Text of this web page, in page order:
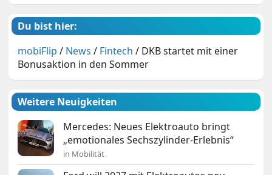
Du bist hier:
mobiFlip / News / Fintech / DKB startet mit einer
Bonusaktion in den Sommer
Weitere Neuigkeiten
Mercedes: Neues Elektroauto bringt
„emotionales Sechszylinder-Erlebnis“
in Mobilität